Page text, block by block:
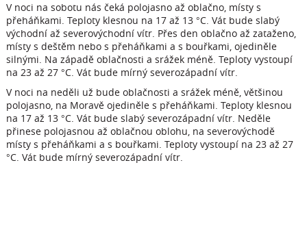
V noci na sobotu nás čeká polojasno až oblačno, místy s
přeháňkami. Teploty klesnou na 17 až 13 °C. Vát bude slabý
východní až severovýchodní vítr. Přes den oblačno až zataženo,
místy s deštěm nebo s přeháňkami a s bouřkami, ojediněle
silnými. Na západě oblačnosti a srážek méně. Teploty vystoupí
na 23 až 27 °C. Vát bude mírný severozápadní vítr.
V noci na neděli už bude oblačnosti a srážek méně, většinou
polojasno, na Moravě ojediněle s přeháňkami. Teploty klesnou
na 17 až 13 °C. Vát bude slabý severozápadní vítr. Neděle
přinese polojasnou až oblačnou oblohu, na severovýchodě
místy s přeháňkami a s bouřkami. Teploty vystoupí na 23 až 27
°C. Vát bude mírný severozápadní vítr.